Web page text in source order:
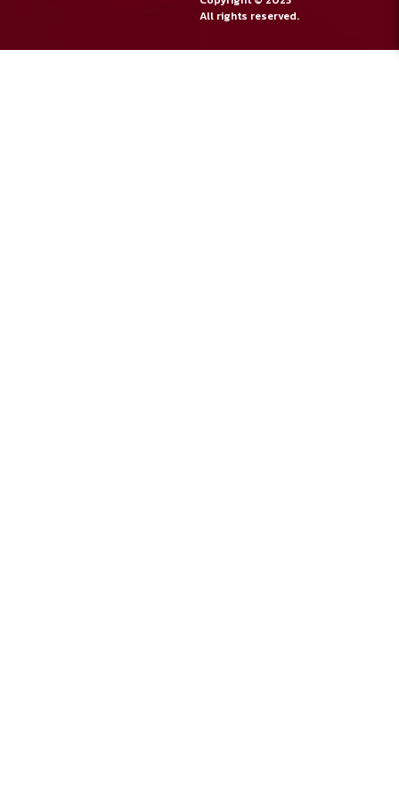
All rights reserved.